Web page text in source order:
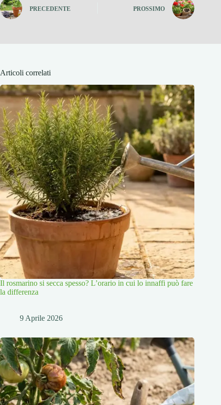
PRECEDENTE PROSSIMO
Articoli correlati
Il rosmarino si secca spesso? L’orario in cui lo innaffi può fare
la differenza
9 Aprile 2026